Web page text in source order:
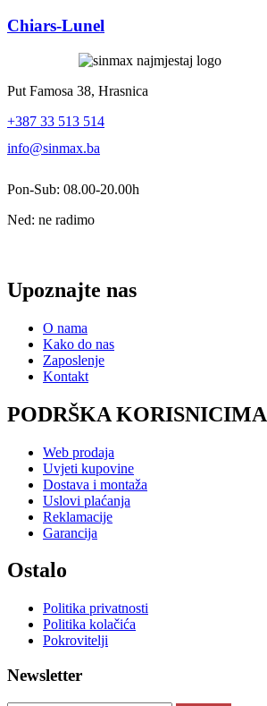
Chiars-Lunel
Put Famosa 38, Hrasnica
+387 33 513 514
info@sinmax.ba
Pon-Sub: 08.00-20.00h
Ned: ne radimo
Upoznajte nas
O nama
Kako do nas
Zaposlenje
Kontakt
PODRŠKA KORISNICIMA
Web prodaja
Uvjeti kupovine
Dostava i montaža
Uslovi plaćanja
Reklamacije
Garancija
Ostalo
Politika privatnosti
Politika kolačića
Pokrovitelji
Newsletter